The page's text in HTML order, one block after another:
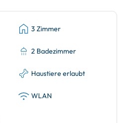
3 Zimmer
2 Badezimmer
Haustiere erlaubt
WLAN